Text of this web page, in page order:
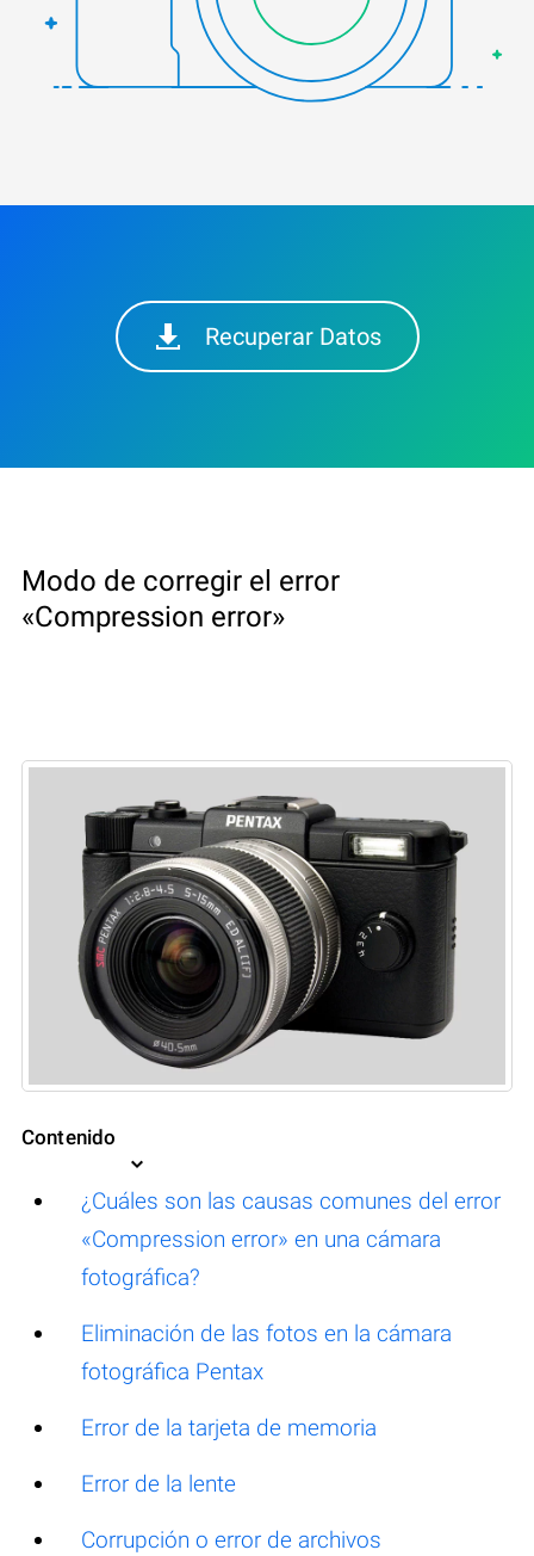
Recuperar Datos
Modo de corregir el error
«Compression error»
Contenido
¿Cuáles son las causas comunes del error
«Compression error» en una cámara
fotográfica?
Eliminación de las fotos en la cámara
fotográfica Pentax
Error de la tarjeta de memoria
Error de la lente
Corrupción o error de archivos